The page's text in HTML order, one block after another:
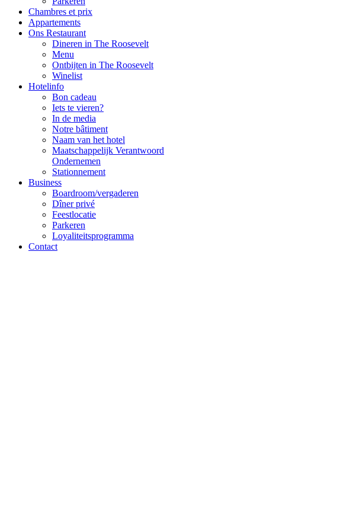
Chambres et prix
Appartements
Ons Restaurant
Dineren in The Roosevelt
Menu
Ontbijten in The Roosevelt
Winelist
Hotelinfo
Bon cadeau
Iets te vieren?
In de media
Notre bâtiment
Naam van het hotel
Maatschappelijk Verantwoord
Ondernemen
Stationnement
Business
Boardroom/vergaderen
Dîner privé
Feestlocatie
Parkeren
Loyaliteitsprogramma
Contact